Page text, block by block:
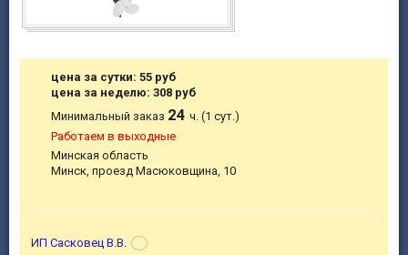
цена за сутки: 55 руб
цена за неделю: 308 руб
Минимальный заказ 24ч. (1 сут.)
Работаем в выходные
Минская область
Минск, проезд Масюковщина, 10
ИП Сасковец В.В.